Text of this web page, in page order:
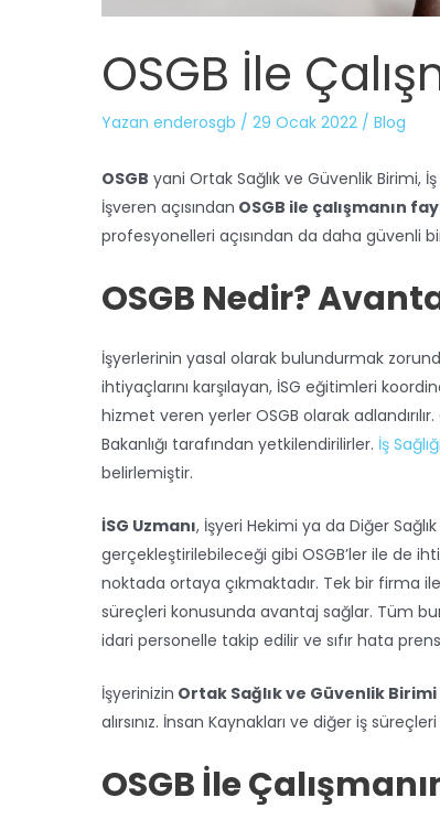
OSGB İle
Yazan enderosgb / 29 Ocak 2022 / Blog
OSGB yani Ortak Sağlık ve Güvenlik Birimi,
İşveren açısından OSGB ile çalışmanın
profesyonelleri açısından da daha güvenli
OSGB Nedir?
İşyerlerinin yasal olarak bulundurmak
ihtiyaçlarını karşılayan, İSG eğitimleri
hizmet veren yerler OSGB olarak
Bakanlığı tarafından yetkilendirilirler. İş
belirlemiştir.
İSG Uzmanı, İşyeri Hekimi ya da Diğer
gerçekleştirilebileceği gibi OSGB’ler ile de
noktada ortaya çıkmaktadır. Tek bir firma
süreçleri konusunda avantaj sağlar. Tüm
idari personelle takip edilir ve sıfır hata
İşyerinizin Ortak Sağlık ve Güvenlik Birimi
alırsınız. İnsan Kaynakları ve diğer iş süreçleri
OSGB İle